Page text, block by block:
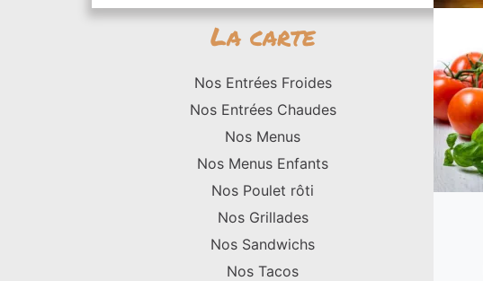
La carte
Nos Entrées Froides
Nos Entrées Chaudes
Nos Menus
Nos Menus Enfants
Nos Poulet rôti
Nos Grillades
Nos Sandwichs
Nos Tacos